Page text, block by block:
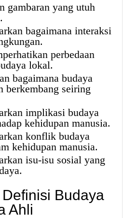
gambaran yang utuh
bagaimana interaksi
perbedaan
lokal.
bagaimana budaya
berkembang seiring
implikasi budaya
kehidupan manusia.
konflik budaya
kehidupan manusia.
isu-isu sosial yang
Budaya
Ahli